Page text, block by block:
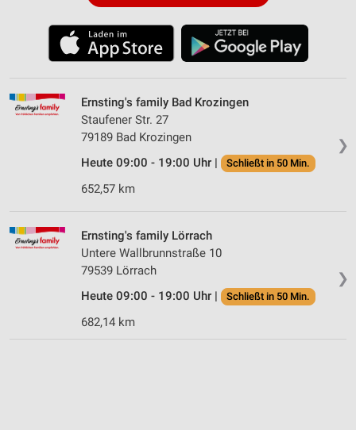
❯
Ernsting's family Bad Krozingen
Staufener Str. 27
79189 Bad Krozingen
Heute 09:00 - 19:00 Uhr |
Schließt in 50 Min.
652,57 km
❯
Ernsting's family Lörrach
Untere Wallbrunnstraße 10
79539 Lörrach
Heute 09:00 - 19:00 Uhr |
Schließt in 50 Min.
682,14 km